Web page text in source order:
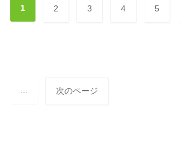
1 2 3 4 5
... 次のページ